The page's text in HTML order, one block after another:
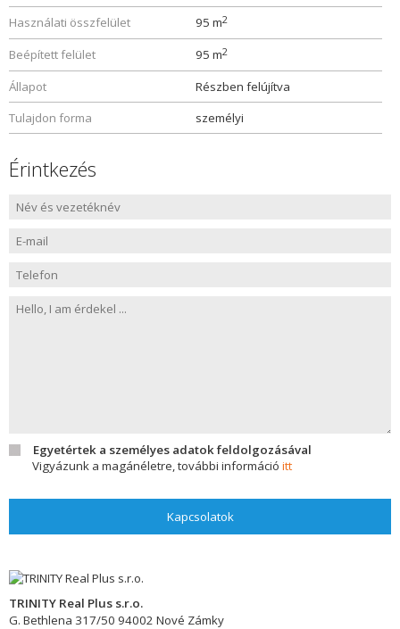
Használati összfelület
95 m2
Beépített felület 95 m2
Állapot
Részben felújítva
Tulajdon forma
személyi
Érintkezés
Egyetértek a személyes adatok feldolgozásával
Vigyázunk a magánéletre, további információ itt
Kapcsolatok
TRINITY Real Plus s.r.o.
G. Bethlena 317/50 94002 Nové Zámky